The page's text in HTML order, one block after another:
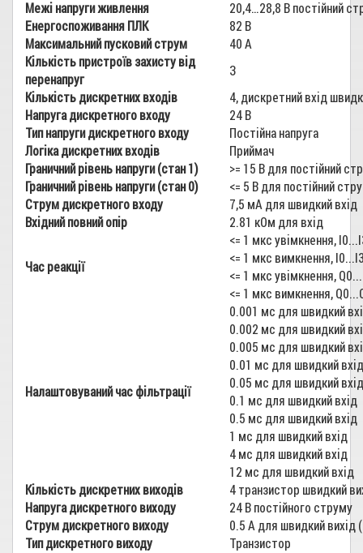
Межі напруги живлення
20,4…28,8 В постійний
Енергоспоживання ПЛК
82 В
Максимальний пусковий струм
40 А
Кількість пристроїв захисту від
перенапруг
З
Кількість дискретних входів
4, дискретний вхід
Напруга дискретного входу
24 В
Тип напруги дискретного входу
Постійна напруга
Логіка дискретних входів
Приймач
Граничний рівень напруги (стан 1)
>= 15 В для постійний
Граничний рівень напруги (стан 0)
<= 5 В для постійний
Струм дискретного входу
7,5 мА для швидкий вхід
Вхідний повний опір
2.81 кОм для вхід
Час реакції
<= 1 мкс увімкнення,
<= 1 мкс вимкнення,
<= 1 мкс увімкнення,
<= 1 мкс вимкнення,
Налаштовуваний час фільтрації
0.001 мс для швидкий
0.002 мс для швидкий
0.005 мс для швидкий
0.01 мс для швидкий вхід
0.05 мс для швидкий вхід
0.1 мс для швидкий вхід
0.5 мс для швидкий вхід
1 мс для швидкий вхід
4 мс для швидкий вхід
12 мс для швидкий вхід
Кількість дискретних виходів
4 транзистор швидкий
Напруга дискретного виходу
24 В постійного струму
Струм дискретного виходу
0.5 A для швидкий вихід
Тип дискретного виходу
Транзистор